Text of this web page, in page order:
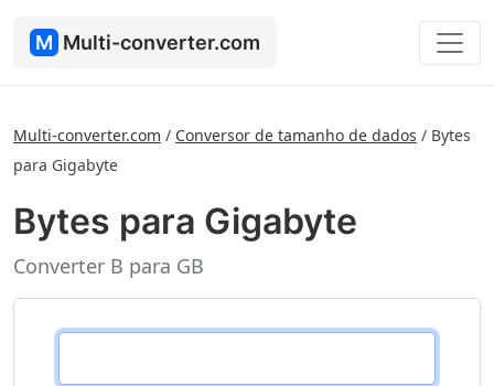
M Multi-converter.com
Multi-converter.com / Conversor de tamanho de dados / Bytes
para Gigabyte
Bytes para Gigabyte
Converter B para GB